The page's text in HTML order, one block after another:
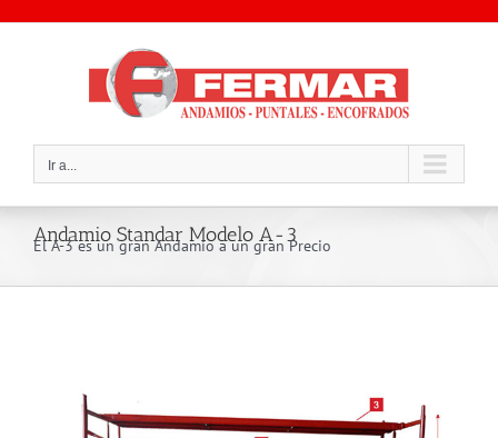
Ir a...
Andamio Standar Modelo A-3
El A-3 es un gran Andamio a un gran Precio